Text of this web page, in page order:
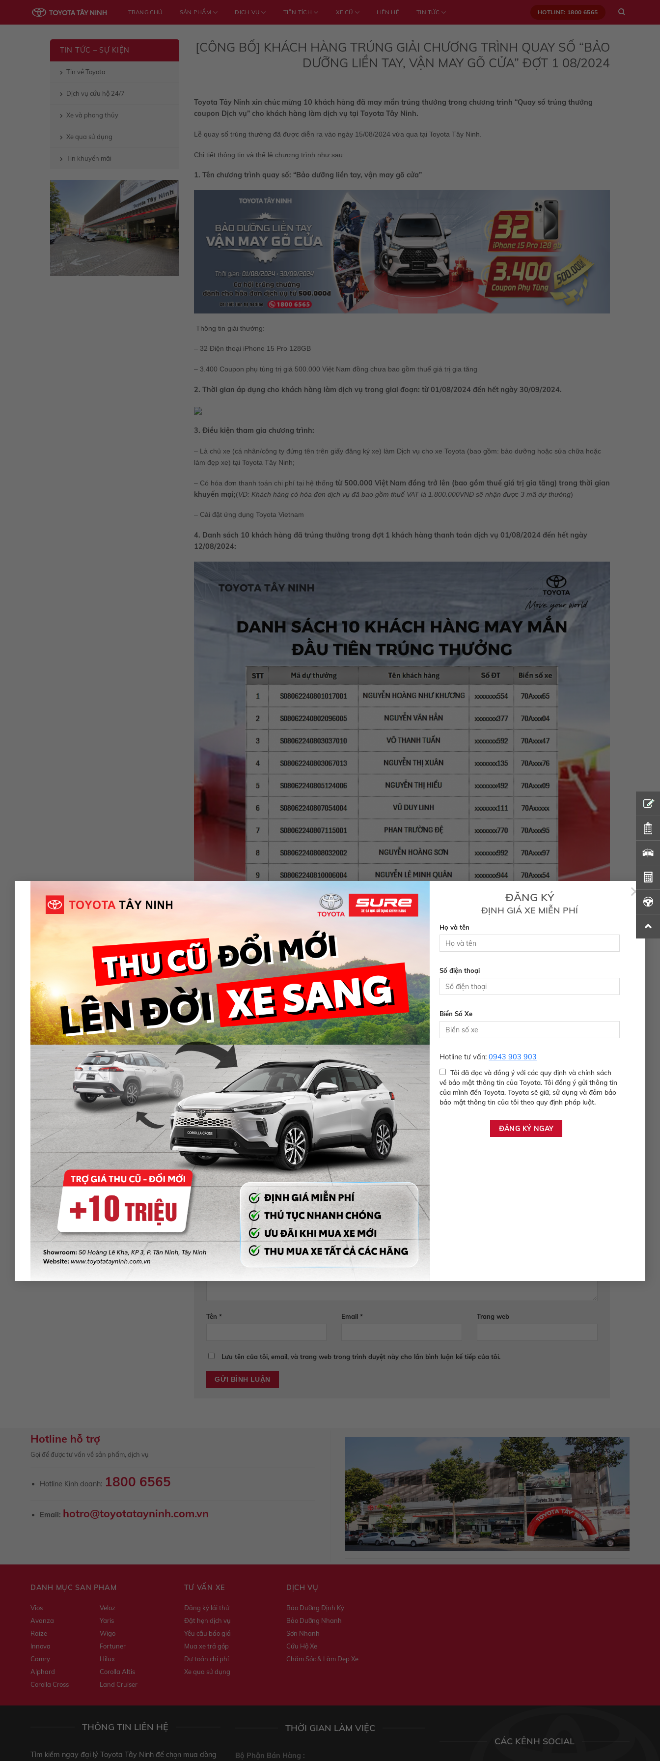
ĐĂNG KÝ
ĐỊNH GIÁ XE MIỄN PHÍ
Họ và tên
Số điện thoại
Biển Số Xe
Hotline tư vấn:0943 903 903
Tôi đã đọc và đồng ý với các quy định và chính sách
về bảo mật thông tin của Toyota. Tôi đồng ý gửi thông tin
của mình đến Toyota. Toyota sẽ giữ, sử dụng và đảm bảo
bảo mật thông tin của tôi theo quy định pháp luật.
×
TRANG CHỦ SẢN PHẨM DỊCH VỤ TIỆN TÍCH XE CŨ LIÊN HỆ TIN TỨC HOTLINE: 1800 6565
TIN TỨC – SỰ KIỆN
Tin về Toyota
Dịch vụ cứu hộ 24/7
Xe và phong thủy
Xe qua sử dụng
Tin khuyến mãi
[CÔNG BỐ] KHÁCH HÀNG TRÚNG GIẢI CHƯƠNG TRÌNH QUAY SỐ “BẢO
DƯỠNG LIỀN TAY, VẬN MAY GÕ CỬA” ĐỢT 1 08/2024
Toyota Tây Ninh xin chúc mừng 10 khách hàng đã may mắn trúng thưởng trong chương trình “Quay số trúng thưởng
coupon Dịch vụ” cho khách hàng làm dịch vụ tại Toyota Tây Ninh.
Lễ quay số trúng thưởng đã được diễn ra vào ngày 15/08/2024 vừa qua tại Toyota Tây Ninh.
Chi tiết thông tin và thể lệ chương trình như sau:
1. Tên chương trình quay số: “Bảo dưỡng liền tay, vận may gõ cửa”
Thông tin giải thưởng:
– 32 Điện thoại iPhone 15 Pro 128GB
– 3.400 Coupon phụ tùng trị giá 500.000 Việt Nam đồng chưa bao gồm thuế giá trị gia tăng
2. Thời gian áp dụng cho khách hàng làm dịch vụ trong giai đoạn: từ 01/08/2024 đến hết ngày 30/09/2024.
3. Điều kiện tham gia chương trình:
– Là chủ xe (cá nhân/công ty đứng tên trên giấy đăng ký xe) làm Dịch vụ cho xe Toyota (bao gồm: bảo dưỡng hoặc sửa chữa hoặc
làm đẹp xe) tại Toyota Tây Ninh;
– Có hóa đơn thanh toán chi phí tại hệ thống từ 500.000 Việt Nam đồng trở lên (bao gồm thuế giá trị gia tăng) trong thời gian
khuyến mại;(VD: Khách hàng có hóa đơn dịch vụ đã bao gồm thuế VAT là 1.800.000VNĐ sẽ nhận được 3 mã dự thưởng)
– Cài đặt ứng dụng Toyota Vietnam
4. Danh sách 10 khách hàng đã trúng thưởng trong đợt 1 khách hàng thanh toán dịch vụ 01/08/2024 đến hết ngày
12/08/2024:
5. Thời gian trao thưởng:
Theo đúng quy định của thể lệ chương trình, trong vòng tối đa 6 ngày kể từ ngày quay số trúng thưởng và có kết quả quay số, Toyota
Tây Ninh sẽ liên hệ trực tiếp qua điện thoại để mời khách hàng đến nhận giải thưởng tại đại lý.
Mọi chi tiết xin liên hệ Hotline: 1800 6565
Giờ làm việc từ 8:00 – 17:00 từ thứ Hai đến thứ Bảy
———————————————
Chương trình “Bảo Dưỡng Liền Tay, Vận May Gõ Cửa
” không chỉ là dịp để quý khách hàng chăm sóc xế yêu của mình mà còn là
cơ hội để nhận về những phần quà giá trị từ Toyota Tây Ninh. Với nhiều ưu đãi hấp dẫn và cơ hội trúng thưởng lớn, đây là chương
trình mà bất kỳ chủ xe Toyota nào cũng không nên bỏ lỡ.
Để lại một bình luận
Email của bạn sẽ không được hiển thị công khai. Các trường bắt buộc được đánh dấu
Tên * Email* Trang web
Lưu tên của tôi, email, và trang web trong trình duyệt này cho lần bình luận kế tiếp của tôi.
Hotline hỗ trợ
Gọi để được tư vấn về sản phẩm, dịch vụ
Hotline Kinh doanh: 1800 6565
Email: hotro@toyotatayninh.com.vn
DANH MỤC SẢN PHẨM
Vios
Veloz
Avanza
Yaris
Raize
Wigo
Innova
Fortuner
Camry
Hilux
Alphard
Corolla Altis
Corolla Cross
Land Cruiser
TƯ VẤN XE
Đăng ký lái thử
Đặt hẹn dịch vụ
Yêu cầu báo giá
Mua xe trả góp
Dự toán chi phí
Xe qua sử dụng
DỊCH VỤ
Bảo Dưỡng Định Kỳ
Bảo Dưỡng Nhanh
Sơn Nhanh
Cứu Hộ Xe
Chăm Sóc & Làm Đẹp Xe
THÔNG TIN LIÊN HỆ
Tìm kiếm ngay đại lý Toyota Tây Ninh để chọn mua dòng
THỜI GIAN LÀM VIỆC
Bộ Phận Bán Hàng :
CÁC KÊNH SOCIAL